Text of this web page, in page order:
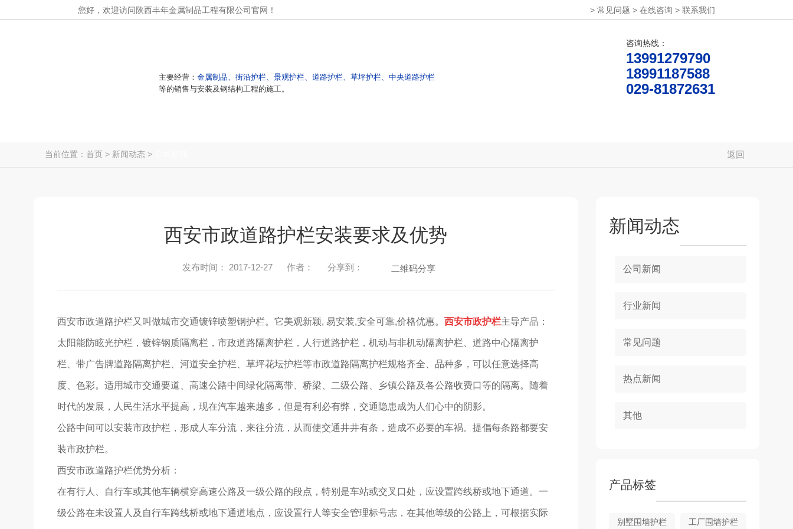
您好，欢迎访问陕西丰年金属制品工程有限公司官网！ > 常见问题 > 在线咨询 > 联系我们
主要经营： 金属制品、街沿护栏、景观护栏、道路护栏、草坪护栏、中央道路护栏
等的销售与安装及钢结构工程的施工。
咨询热线：
13991279790
18991187588
029-81872631
当前位置： 首页 > 新闻动态 > 返回
西安市政道路护栏安装要求及优势
发布时间： 2017-12-27 作者： 分享到： 二维码分享
西安市政道路护栏又叫做城市交通镀锌喷塑钢护栏。它美观新颖, 易安装,安全可靠,价格优惠。 西安市政护栏主导产品：
太阳能防眩光护栏，镀锌钢质隔离栏，市政道路隔离护栏，人行道路护栏，机动与非机动隔离护栏、道路中心隔离护
栏、带广告牌道路隔离护栏、河道安全护栏、草坪花坛护栏等市政道路隔离护栏规格齐全、品种多，可以任意选择高
度、色彩。适用城市交通要道、高速公路中间绿化隔离带、桥梁、二级公路、乡镇公路及各公路收费口等的隔离。随着
时代的发展，人民生活水平提高，现在汽车越来越多，但是有利必有弊，交通隐患成为人们心中的阴影。
公路中间可以安装市政护栏，形成人车分流，来往分流，从而使交通井井有条，造成不必要的车祸。提倡每条路都要安
装市政护栏。
西安市政道路护栏优势分析：
在有行人、自行车或其他车辆横穿高速公路及一级公路的段点，特别是车站或交叉口处，应设置跨线桥或地下通道。一
级公路在未设置人及自行车跨线桥或地下通道地点，应设置行人等安全管理标号志，在其他等级的公路上，可根据实际
新闻动态
公司新闻
行业新闻
常见问题
热点新闻
其他
产品标签
别墅围墙护栏 工厂围墙护栏